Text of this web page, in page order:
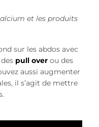
et les produits
sur les abdos avec
pull over ou des
aussi augmenter
il s’agit de mettre